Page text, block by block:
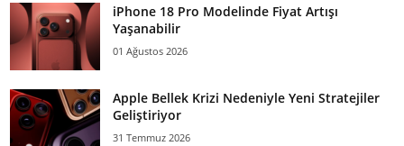
iPhone 18 Pro Modelinde Fiyat Artışı
Yaşanabilir
01 Ağustos 2026
Apple Bellek Krizi Nedeniyle Yeni Stratejiler
Geliştiriyor
31 Temmuz 2026